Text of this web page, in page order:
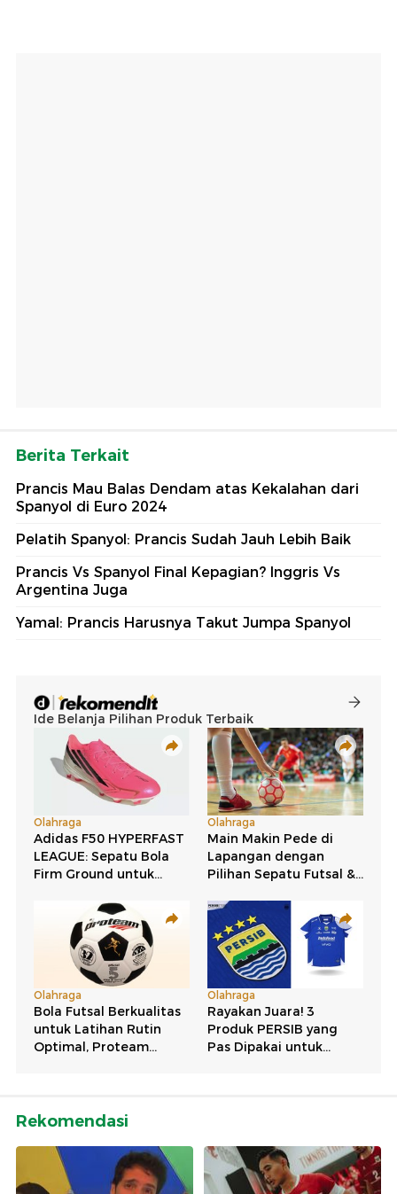
Berita Terkait
Prancis Mau Balas Dendam atas Kekalahan dari
Spanyol di Euro 2024
Pelatih Spanyol: Prancis Sudah Jauh Lebih Baik
Prancis Vs Spanyol Final Kepagian? Inggris Vs
Argentina Juga
Yamal: Prancis Harusnya Takut Jumpa Spanyol
Rekomendasi